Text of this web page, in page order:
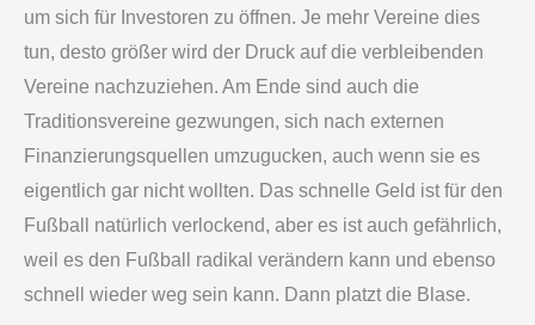
um sich für Investoren zu öffnen. Je mehr Vereine dies
tun, desto größer wird der Druck auf die verbleibenden
Vereine nachzuziehen. Am Ende sind auch die
Traditionsvereine gezwungen, sich nach externen
Finanzierungsquellen umzugucken, auch wenn sie es
eigentlich gar nicht wollten. Das schnelle Geld ist für den
Fußball natürlich verlockend, aber es ist auch gefährlich,
weil es den Fußball radikal verändern kann und ebenso
schnell wieder weg sein kann. Dann platzt die Blase.